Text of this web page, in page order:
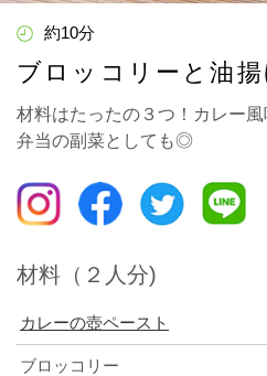
約10分
ブロッコリーと油
材料はたったの３つ！カレー
弁当の副菜としても◎
材料（２人分)
カレーの壺ペースト
ブロッコリー